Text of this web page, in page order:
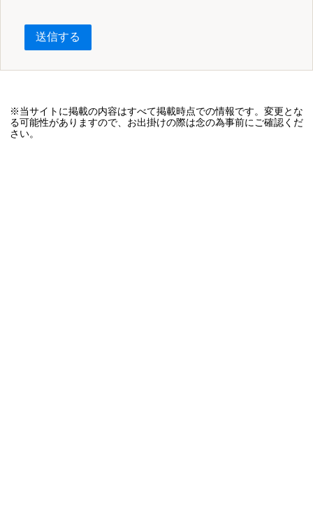
送信する
※当サイトに掲載の内容はすべて掲載時点での情報です。変更とな
る可能性がありますので、お出掛けの際は念の為事前にご確認くだ
さい。